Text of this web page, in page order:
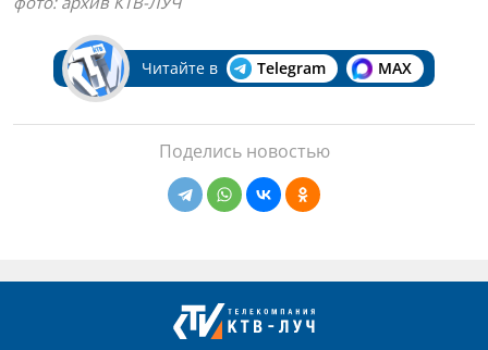
Читайте в Telegram MAX
Поделись новостью